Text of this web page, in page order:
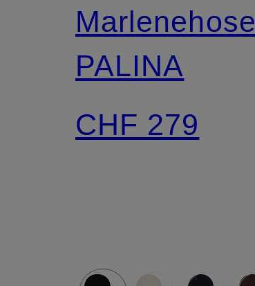
Marlenehose
PALINA
CHF 279